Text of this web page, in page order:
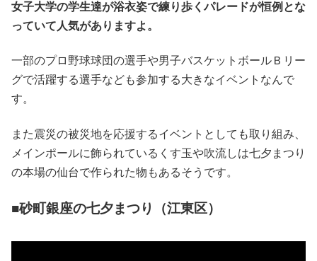
女子大学の学生達が浴衣姿で練り歩くパレードが恒例とな
っていて人気がありますよ。
一部のプロ野球球団の選手や男子バスケットボールＢリー
グで活躍する選手なども参加する大きなイベントなんで
す。
また震災の被災地を応援するイベントとしても取り組み、
メインポールに飾られているくす玉や吹流しは七夕まつり
の本場の仙台で作られた物もあるそうです。
■砂町銀座の七夕まつり（江東区）